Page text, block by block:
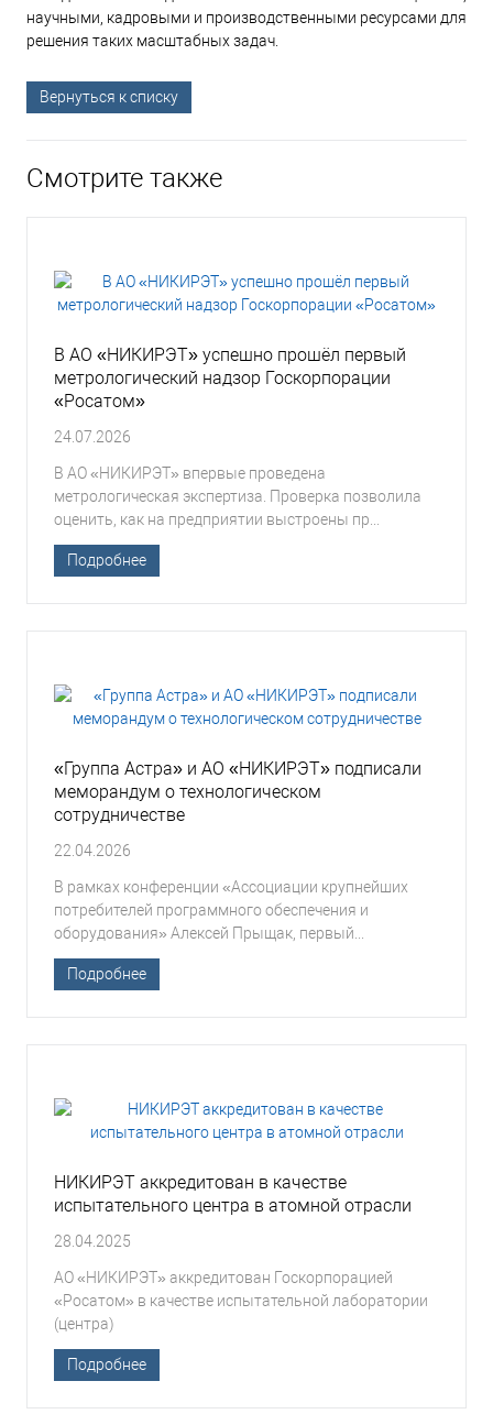
научными, кадровыми и производственными ресурсами для
решения таких масштабных задач.
Вернуться к списку
Смотрите также
В АО «НИКИРЭТ» успешно прошёл первый
метрологический надзор Госкорпорации
«Росатом»
24.07.2026
В АО «НИКИРЭТ» впервые проведена
метрологическая экспертиза. Проверка позволила
оценить, как на предприятии выстроены пр...
Подробнее
«Группа Астра» и АО «НИКИРЭТ» подписали
меморандум о технологическом
сотрудничестве
22.04.2026
В рамках конференции «Ассоциации крупнейших
потребителей программного обеспечения и
оборудования» Алексей Прыщак, первый...
Подробнее
НИКИРЭТ аккредитован в качестве
испытательного центра в атомной отрасли
28.04.2025
АО «НИКИРЭТ» аккредитован Госкорпорацией
«Росатом» в качестве испытательной лаборатории
(центра)
Подробнее